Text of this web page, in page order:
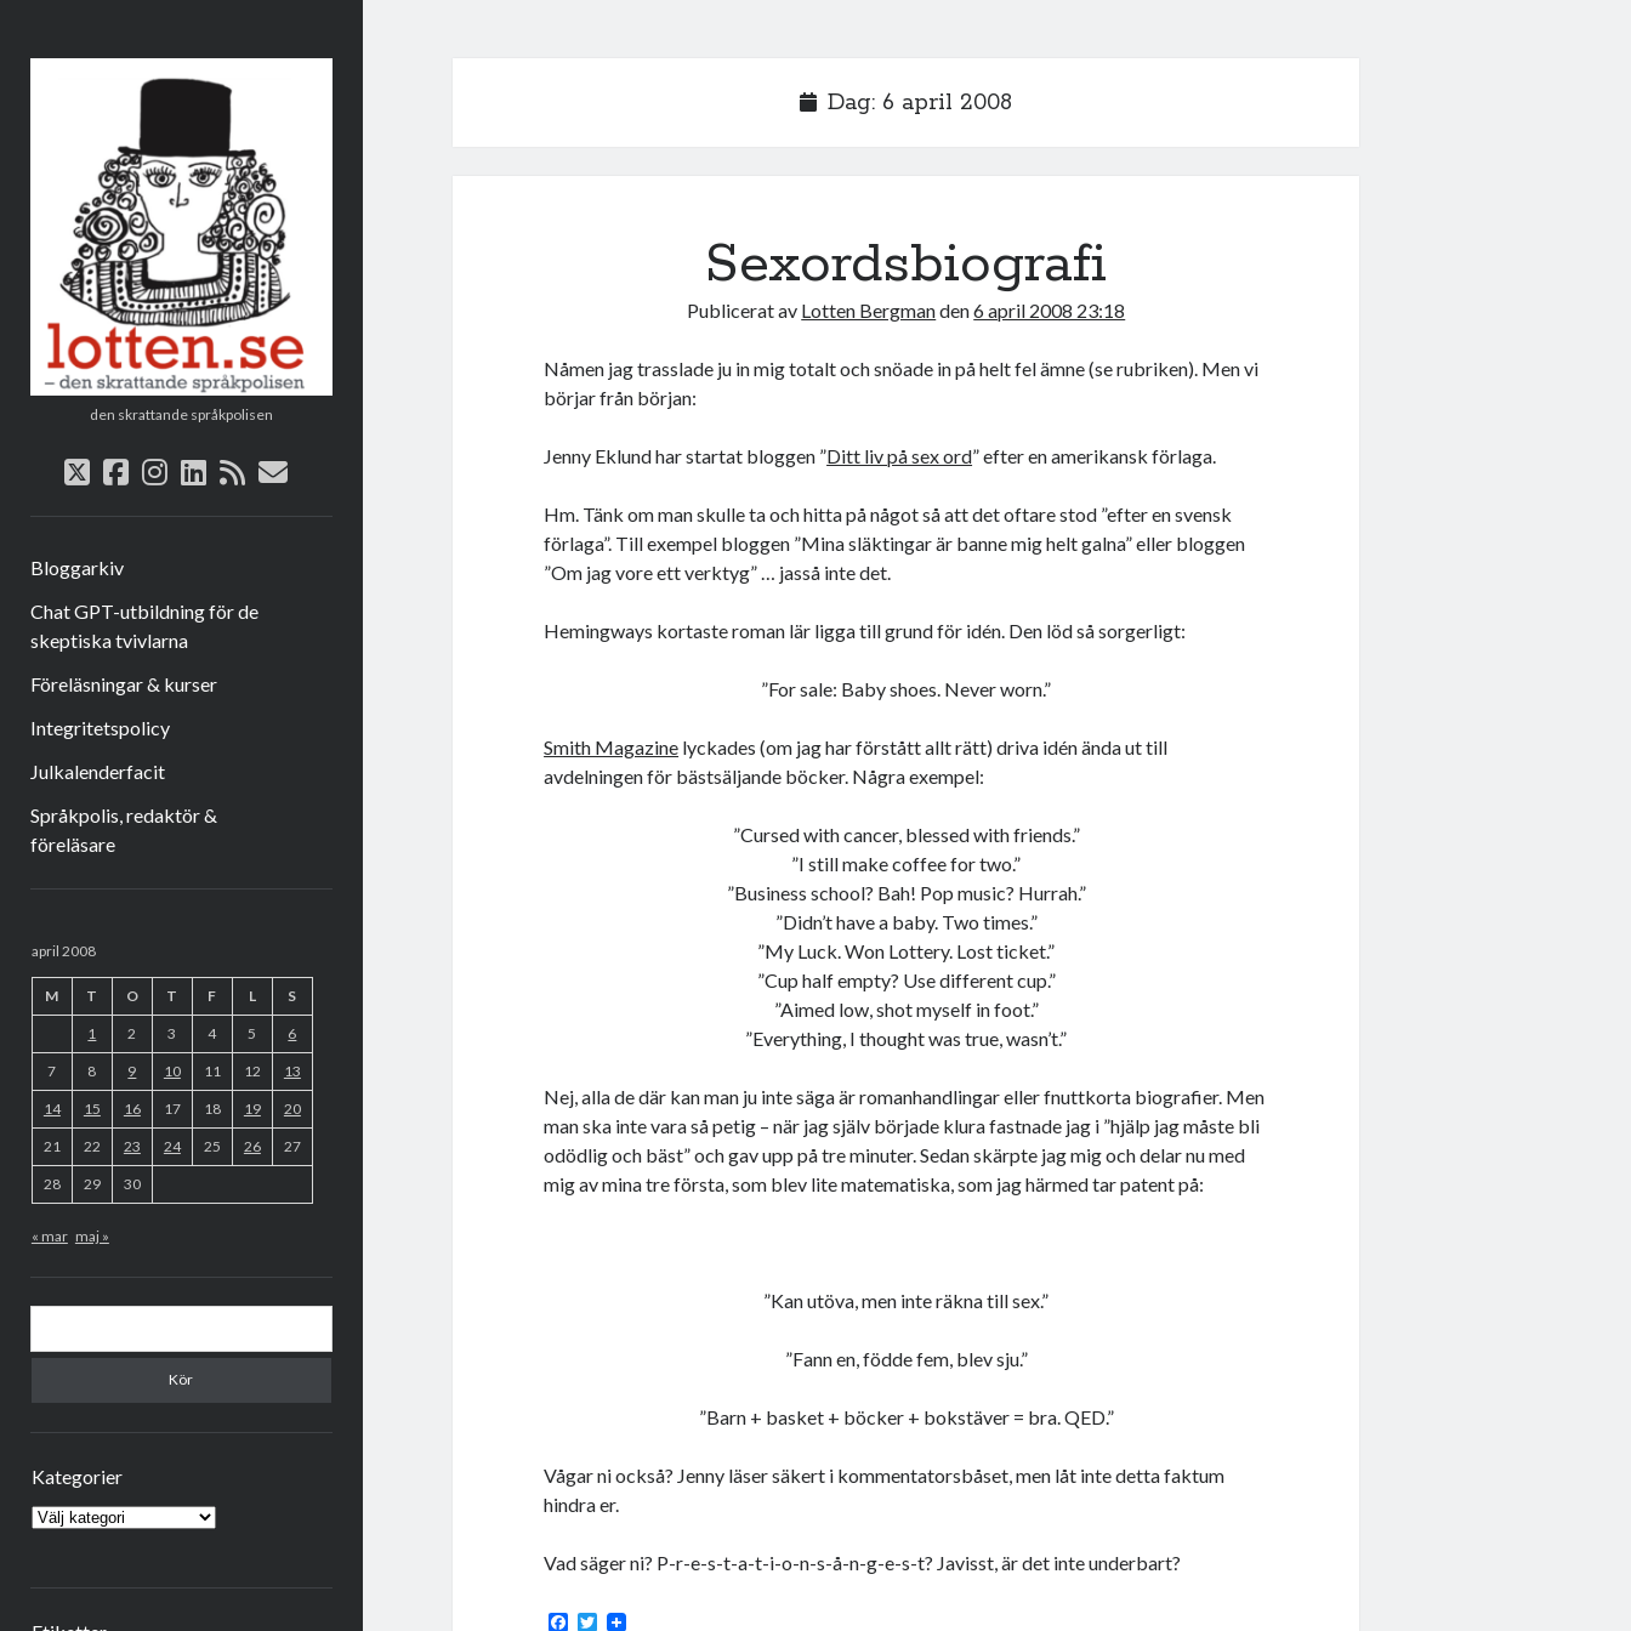
den skrattande språkpolisen
twitter
facebook
instagram
linkedin
rsse-
Bloggarkiv
Chat GPT-utbildning för de
skeptiska tvivlarna
Föreläsningar & kurser
Integritetspolicy
Julkalenderfacit
Språkpolis, redaktör &
föreläsare
april 2008
M T O T F L S
1 2 3 4 5 6
7 8 9 10 11 12 13
14 15 16 17 18 19 20
21 22 23 24 25 26 27
28 29 30
« mar maj »
Kategorier
Kategorier
Dag: 6 april 2008
Sexordsbiografi
Publicerat av Lotten Bergmanden6 april 2008 23:18
Nåmen jag trasslade ju in mig totalt och snöade in på helt fel ämne (se rubriken). Men vi
börjar från början:
Jenny Eklund har startat bloggen ”Ditt liv på sex ord” efter en amerikansk förlaga.
Hm. Tänk om man skulle ta och hitta på något så att det oftare stod ”efter en svensk
förlaga”. Till exempel bloggen ”Mina släktingar är banne mig helt galna” eller bloggen
”Om jag vore ett verktyg” … jasså inte det.
Hemingways kortaste roman lär ligga till grund för idén. Den löd så sorgerligt:
”For sale: Baby shoes. Never worn.”
Smith Magazine lyckades (om jag har förstått allt rätt) driva idén ända ut till
avdelningen för bästsäljande böcker. Några exempel:
”Cursed with cancer, blessed with friends.”
”I still make coffee for two.”
”Business school? Bah! Pop music? Hurrah.”
”Didn’t have a baby. Two times.”
”My Luck. Won Lottery. Lost ticket.”
”Cup half empty? Use different cup.”
”Aimed low, shot myself in foot.”
”Everything, I thought was true, wasn’t.”
Nej, alla de där kan man ju inte säga är romanhandlingar eller fnuttkorta biografier. Men
man ska inte vara så petig – när jag själv började klura fastnade jag i ”hjälp jag måste bli
odödlig och bäst” och gav upp på tre minuter. Sedan skärpte jag mig och delar nu med
mig av mina tre första, som blev lite matematiska, som jag härmed tar patent på:
”Kan utöva, men inte räkna till sex.”
”Fann en, födde fem, blev sju.”
”Barn + basket + böcker + bokstäver = bra. QED.”
Vågar ni också? Jenny läser säkert i kommentatorsbåset, men låt inte detta faktum
hindra er.
Vad säger ni? P-r-e-s-t-a-t-i-o-n-s-å-n-g-e-s-t? Javisst, är det inte underbart?
F
T